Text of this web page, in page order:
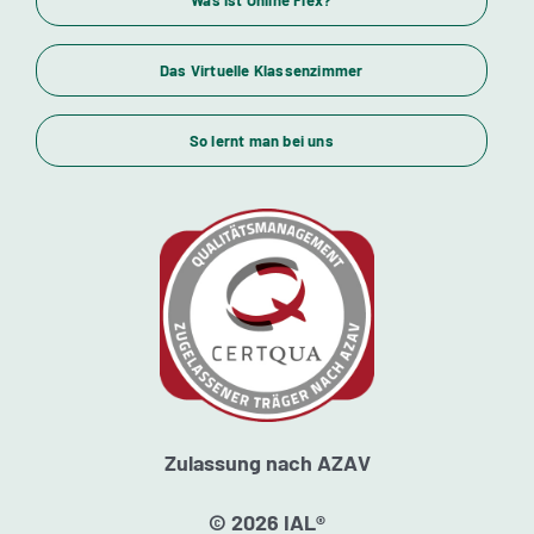
ThemenübersichtDas Virtuelle Klassenzimmer
So lernt man bei uns
Zulassung nach AZAV
© 2026 IAL®